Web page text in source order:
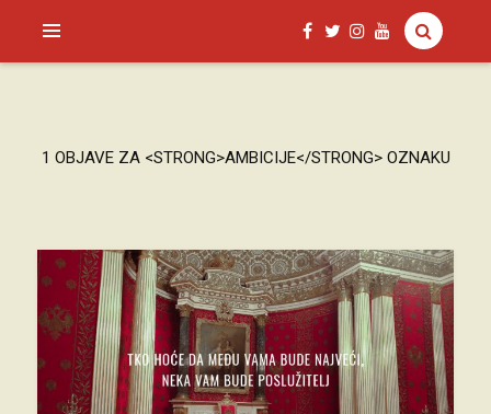
SAGUD.XYZ
1 OBJAVE ZA <STRONG>AMBICIJE</STRONG> OZNAKU